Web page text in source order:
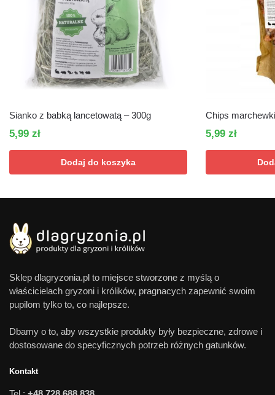
Sianko z babką lancetowatą – 300g
5,99 zł
Dodaj do koszyka
Chips
5,99 zł
Sklep dlagryzonia.pl to miejsce stworzone z myślą o
właścicielach gryzoni i królików, pragnacych zapewnić swoim
pupilom tylko to, co najlepsze.
Dbamy o to, aby wszystkie produkty były bezpieczne, zdrowe i
dostosowane do specyficznych potrzeb różnych gatunków.
Kontakt